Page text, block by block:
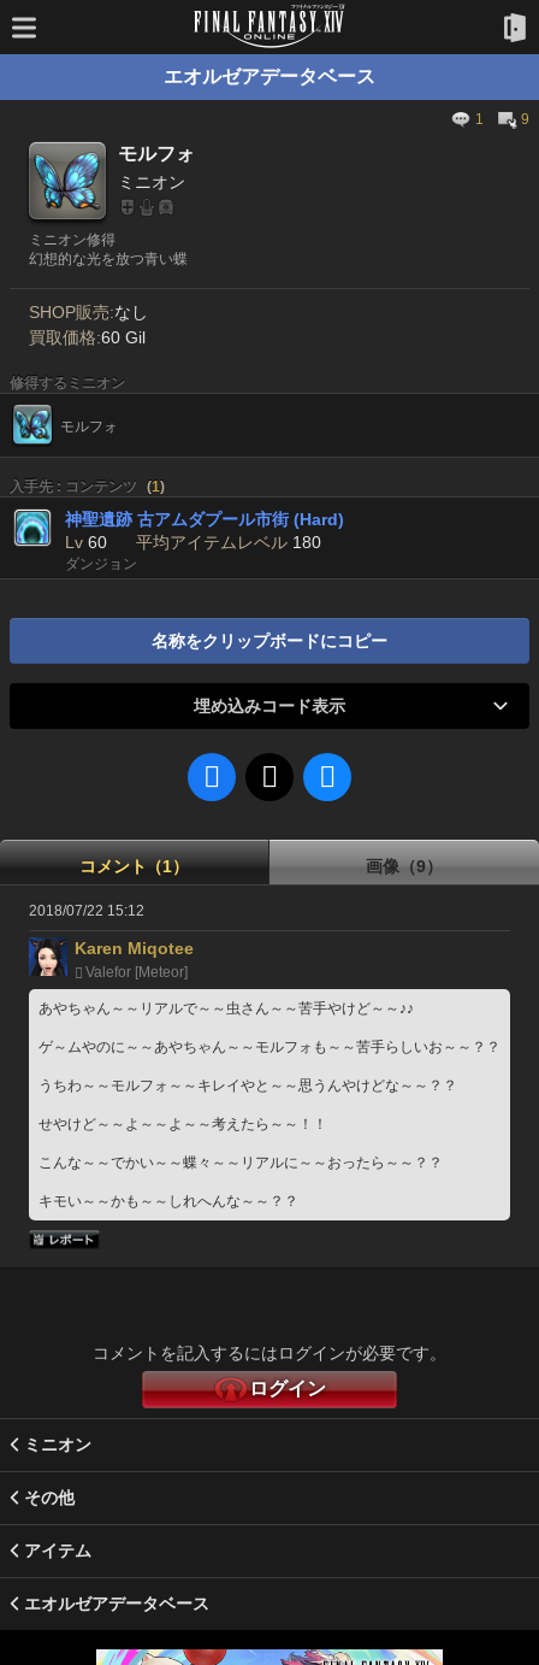
エオルゼアデータベース
1 9
モルフォ
ミニオン
ミニオン修得
幻想的な光を放つ青い蝶
SHOP販売:なし
買取価格:60 Gil
修得するミニオン
モルフォ
入手先 : コンテンツ (1)
神聖遺跡 古アムダプール市街 (Hard)
Lv 60 平均アイテムレベル 180
ダンジョン
名称をクリップボードにコピー
埋め込みコード表示
コメント（1） 画像（9）
2018/07/22 15:12
Karen Miqotee
Valefor [Meteor]
あやちゃん～～リアルで～～虫さん～～苦手やけど～～♪♪
ゲ～ムやのに～～あやちゃん～～モルフォも～～苦手らしいお～～？？
うちわ～～モルフォ～～キレイやと～～思うんやけどな～～？？
せやけど～～よ～～よ～～考えたら～～！！
こんな～～でかい～～蝶々～～リアルに～～おったら～～？？
キモい～～かも～～しれへんな～～？？
コメントを記入するにはログインが必要です。
ログイン
ミニオン
その他
アイテム
エオルゼアデータベース